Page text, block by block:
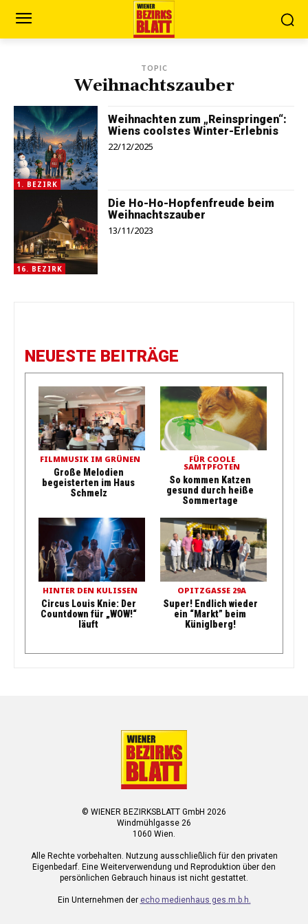
TOPIC
Weihnachtszauber
1. BEZIRK
Weihnachten zum „Reinspringen“:
Wiens coolstes Winter-Erlebnis
22/12/2025
16. BEZIRK
Die Ho-Ho-Hopfenfreude beim
Weihnachtszauber
13/11/2023
NEUESTE BEITRÄGE
FILMMUSIK IM GRÜNEN
Große Melodien
begeisterten im Haus
Schmelz
FÜR COOLE
SAMTPFOTEN
So kommen Katzen
gesund durch heiße
Sommertage
HINTER DEN KULISSEN
Circus Louis Knie: Der
Countdown für „WOW!“
läuft
OPITZGASSE 29A
Super! Endlich wieder
ein “Markt” beim
Küniglberg!
© WIENER BEZIRKSBLATT GmbH 2026
Windmühlgasse 26
1060 Wien.
Alle Rechte vorbehalten. Nutzung ausschließlich für den privaten
Eigenbedarf. Eine Weiterverwendung und Reproduktion über den
persönlichen Gebrauch hinaus ist nicht gestattet.
Ein Unternehmen der echo medienhaus ges.m.b.h.